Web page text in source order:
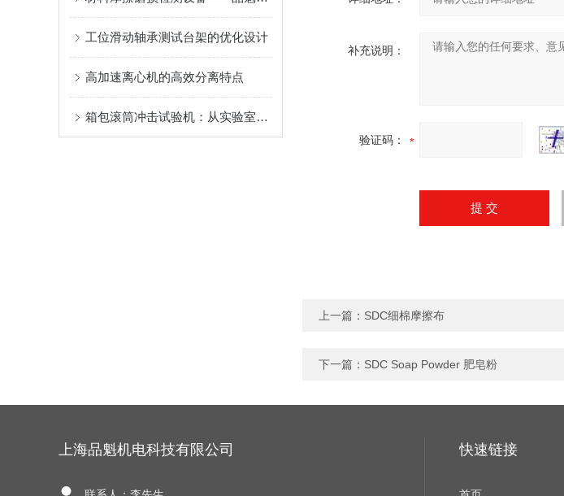
工位滑动轴承测试台架的优化设计
高加速离心机的高效分离特点
箱包滚筒冲击试验机：从实验室到日常出行的安全保障
补充说明：
验证码：
上一篇： SDC细棉摩擦布
下一篇： SDC Soap Powder 肥皂粉
上海品魁机电科技有限公司 快速链接